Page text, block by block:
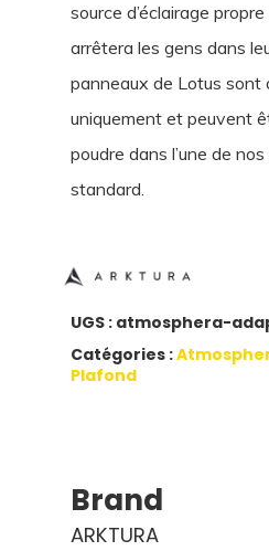
source d’éclairage
arrêtera les gens dans
panneaux de Lotus sont
uniquement et peuvent
poudre dans l’une de
standard.
UGS : atmosphera-
Catégories :
Plafond
Brand
ARKTURA